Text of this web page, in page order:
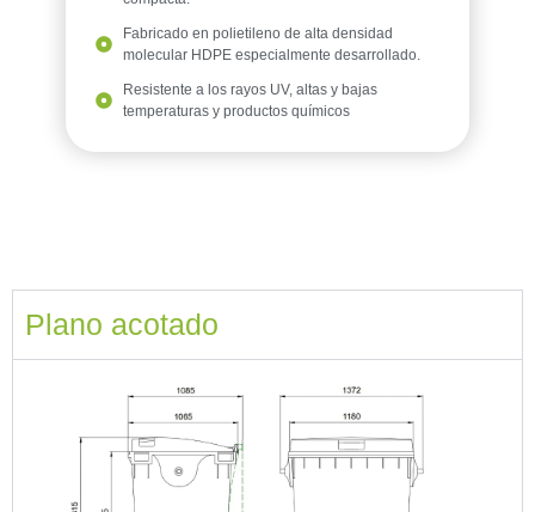
Fabricado en polietileno de alta densidad
molecular HDPE especialmente desarrollado.
Resistente a los rayos UV, altas y bajas
temperaturas y productos químicos
Plano acotado